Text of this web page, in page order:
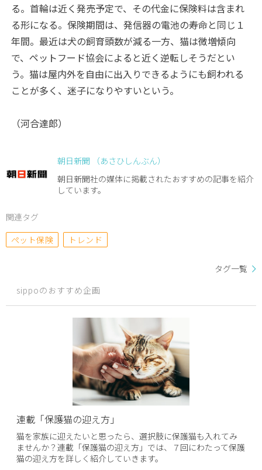
る。首輪は近く発売予定で、その代金に保険料は含まれ
る形になる。保険期間は、発信器の電池の寿命と同じ１
年間。最近は犬の飼育頭数が減る一方、猫は微増傾向
で、ペットフード協会によると近く逆転しそうだとい
う。猫は屋内外を自由に出入りできるようにも飼われる
ことが多く、迷子になりやすいという。
（河合達郎）
朝日新聞 （あさひしんぶん）
朝日新聞社の媒体に掲載されたおすすめの記事を紹介
しています。
関連タグ
ペット保険
トレンド
タグ一覧
sippoのおすすめ企画
連載「保護猫の迎え方」
猫を家族に迎えたいと思ったら、選択肢に保護猫も入れてみ
ませんか？連載「保護猫の迎え方」では、７回にわたって保護
猫の迎え方を詳しく紹介していきます。